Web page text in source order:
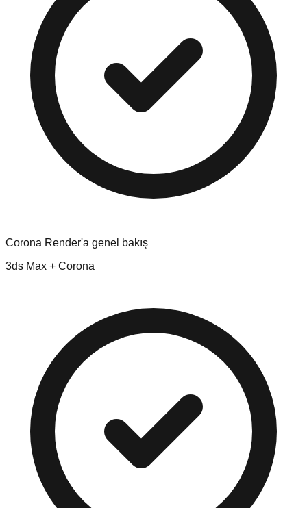
Corona Render'a genel bakış
3ds Max + Corona